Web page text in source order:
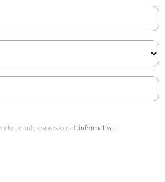
quanto espresso nell'informativa